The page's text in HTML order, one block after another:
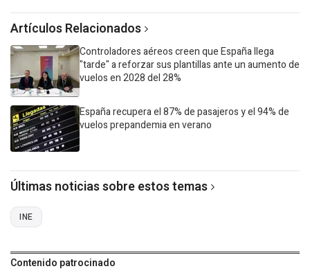
Artículos Relacionados
Controladores aéreos creen que España llega
"tarde" a reforzar sus plantillas ante un aumento de
vuelos en 2028 del 28%
España recupera el 87% de pasajeros y el 94% de
vuelos prepandemia en verano
Últimas noticias sobre estos temas
INE
Contenido patrocinado